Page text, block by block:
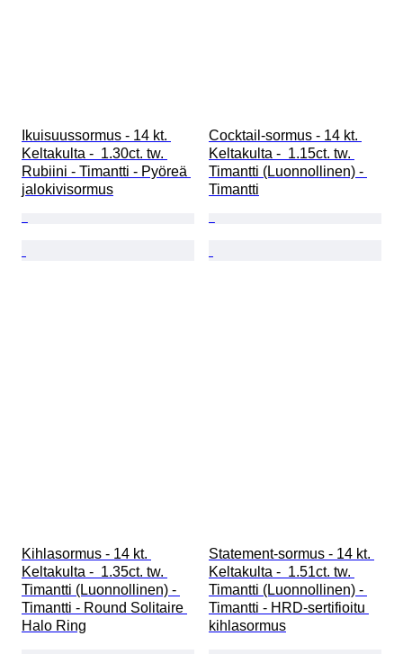
Ikuisuussormus - 14 kt.
Keltakulta -  1.30ct. tw.
Rubiini - Timantti - Pyöreä
jalokivisormus
Cocktail-sormus - 14 kt.
Keltakulta -  1.15ct. tw.
Timantti (Luonnollinen) -
Timantti
Kihlasormus - 14 kt.
Keltakulta -  1.35ct. tw.
Timantti (Luonnollinen) -
Timantti - Round Solitaire
Halo Ring
Statement-sormus - 14 kt.
Keltakulta -  1.51ct. tw.
Timantti (Luonnollinen) -
Timantti - HRD-sertifioitu
kihlasormus